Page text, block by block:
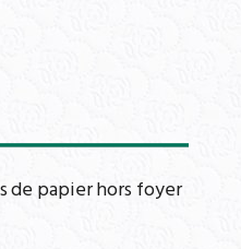
de papier hors foyer